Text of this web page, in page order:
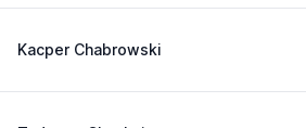
Kacper Chabrowski